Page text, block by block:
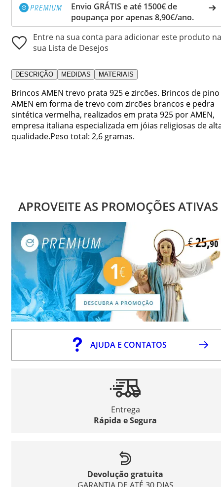
Envio GRÁTIS e até 1500€ de
poupança por apenas 8,90€/ano.
Entre na sua conta para adicionar este produto na
sua Lista de Desejos
DESCRIÇÃO MEDIDAS MATERIAIS
Brincos AMEN trevo prata 925 e zircões. Brincos de pino
AMEN em forma de trevo com zircões brancos e pedra
sintética vermelha, realizados em prata 925 por AMEN,
empresa italiana especializada em jóias religiosas de
qualidade.Peso total: 2,6 gramas.
APROVEITE AS PROMOÇÕES ATIVAS
AJUDA E CONTATOS
Entrega
Rápida e Segura
Devolução gratuita